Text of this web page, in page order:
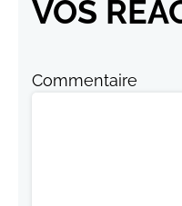
VOS
Commentaire